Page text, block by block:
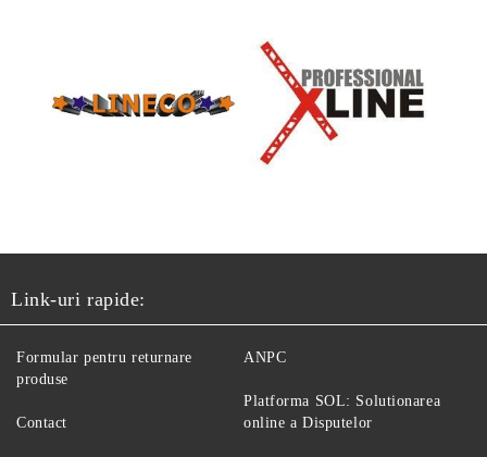
Link-uri rapide:
Formular pentru returnare
produse
Contact
ANPC
Platforma SOL: Solutionarea
online a Disputelor